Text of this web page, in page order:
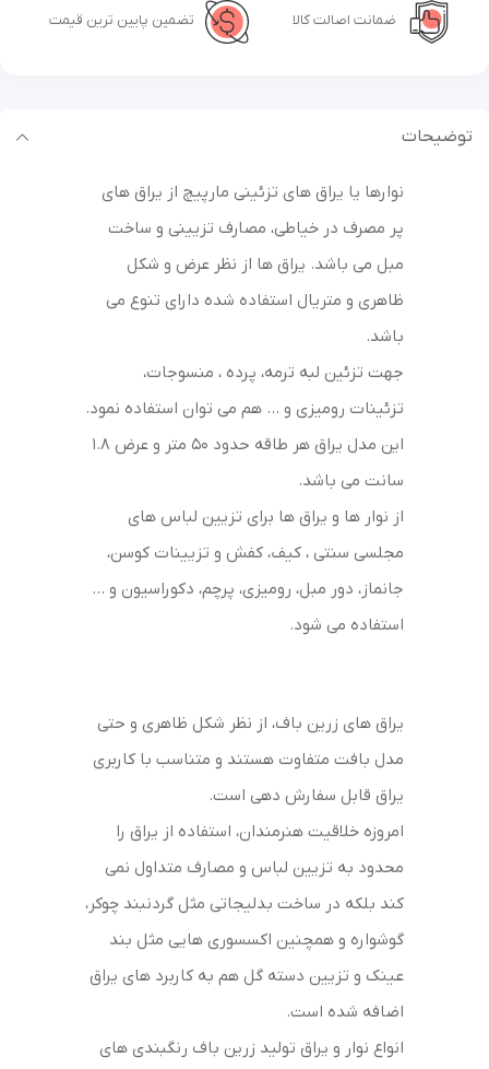
ضمانت اصالت کالا تضمین پایین ترین قیمت
توضیحات
نوارها یا یراق های تزئینی مارپیچ از یراق های
پر مصرف در خیاطی، مصارف تزیینی و ساخت
مبل می باشد. یراق ها از نظر عرض و شکل
ظاهری و متریال استفاده شده دارای تنوع می
باشد.
جهت تزئین لبه ترمه، پرده ، منسوجات،
تزئینات رومیزی و … هم می توان استفاده نمود.
این مدل یراق هر طاقه حدود 50 متر و عرض 1.8
سانت می باشد.
از نوار ها و یراق ها برای تزیین لباس های
مجلسی سنتی ، کیف، کفش و تزیینات کوسن،
جانماز، دور مبل، رومیزی، پرچم، دکوراسیون و …
استفاده می شود.
یراق های زرین باف، از نظر شکل ظاهری و حتی
مدل بافت متفاوت هستند و متناسب با کاربری
یراق قابل سفارش دهی است.
امروزه خلاقیت هنرمندان، استفاده از یراق را
محدود به تزیین لباس و مصارف متداول نمی
کند بلکه در ساخت بدلیجاتی مثل گردنبند چوکر،
گوشواره و همچنین اکسسوری هایی مثل بند
عینک و تزیین دسته گل هم به کاربرد های یراق
اضافه شده است.
انواع نوار و یراق تولید زرین باف رنگبندی های